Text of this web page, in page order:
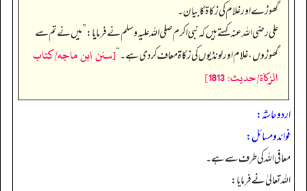
گھوڑے اور غلام کی زکاۃ کا بیان۔
علی رضی اللہ عنہ کہتے ہیں کہ نبی اکرم صلی اللہ علیہ وسلم نے فرمایا:”میں نے تم سے
گھوڑوں، غلام اور لونڈیوں کی زکاۃ معاف کر دی ہے۔‏‏‏‏“[سنن ابن ماجه/كتاب
الزكاة/حدیث: 1813]
اردو حاشہ:
فوائد و مسائل:
معافی اللہ کی طرف سے ہے۔
اللہ تعالیٰ نے فرمایا: